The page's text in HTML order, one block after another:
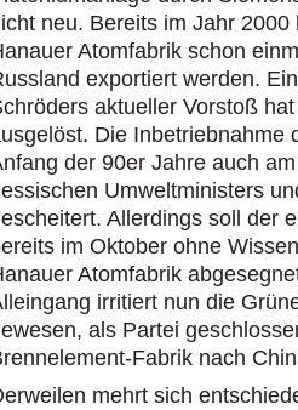
neu. Bereits im Jahr 2000
Atomfabrik schon
exportiert werden.
aktueller Vorstoß
Die Inbetriebnahme
der 90er Jahre auch
Umweltministers
Allerdings soll der
im Oktober ohne
Atomfabrik
irritiert nun die
als Partei
Fabrik nach
mehrt sich